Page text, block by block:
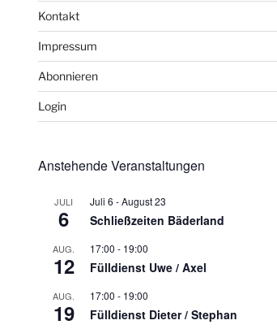
Kontakt
Impressum
Abonnieren
Login
Anstehende Veranstaltungen
JULI
6
Juli 6 -August 23
Schließzeiten Bäderland
AUG.
12
17:00 - 19:00
Fülldienst Uwe / Axel
AUG.
19
17:00 - 19:00
Fülldienst Dieter / Stephan